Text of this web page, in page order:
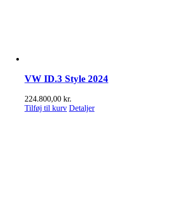
VW ID.3 Style 2024
224.800,00 kr.
Tilføj til kurv Detaljer